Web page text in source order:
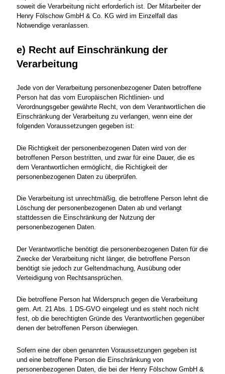
soweit die Verarbeitung nicht erforderlich ist. Der Mitarbeiter der
Henry Fölschow GmbH & Co. KG wird im Einzelfall das
Notwendige veranlassen.
e) Recht auf Einschränkung der
Verarbeitung
Jede von der Verarbeitung personenbezogener Daten betroffene
Person hat das vom Europäischen Richtlinien- und
Verordnungsgeber gewährte Recht, von dem Verantwortlichen die
Einschränkung der Verarbeitung zu verlangen, wenn eine der
folgenden Voraussetzungen gegeben ist:
Die Richtigkeit der personenbezogenen Daten wird von der
betroffenen Person bestritten, und zwar für eine Dauer, die es
dem Verantwortlichen ermöglicht, die Richtigkeit der
personenbezogenen Daten zu überprüfen.
Die Verarbeitung ist unrechtmäßig, die betroffene Person lehnt die
Löschung der personenbezogenen Daten ab und verlangt
stattdessen die Einschränkung der Nutzung der
personenbezogenen Daten.
Der Verantwortliche benötigt die personenbezogenen Daten für die
Zwecke der Verarbeitung nicht länger, die betroffene Person
benötigt sie jedoch zur Geltendmachung, Ausübung oder
Verteidigung von Rechtsansprüchen.
Die betroffene Person hat Widerspruch gegen die Verarbeitung
gem. Art. 21 Abs. 1 DS-GVO eingelegt und es steht noch nicht
fest, ob die berechtigten Gründe des Verantwortlichen gegenüber
denen der betroffenen Person überwiegen.
Sofern eine der oben genannten Voraussetzungen gegeben ist
und eine betroffene Person die Einschränkung von
personenbezogenen Daten, die bei der Henry Fölschow GmbH &